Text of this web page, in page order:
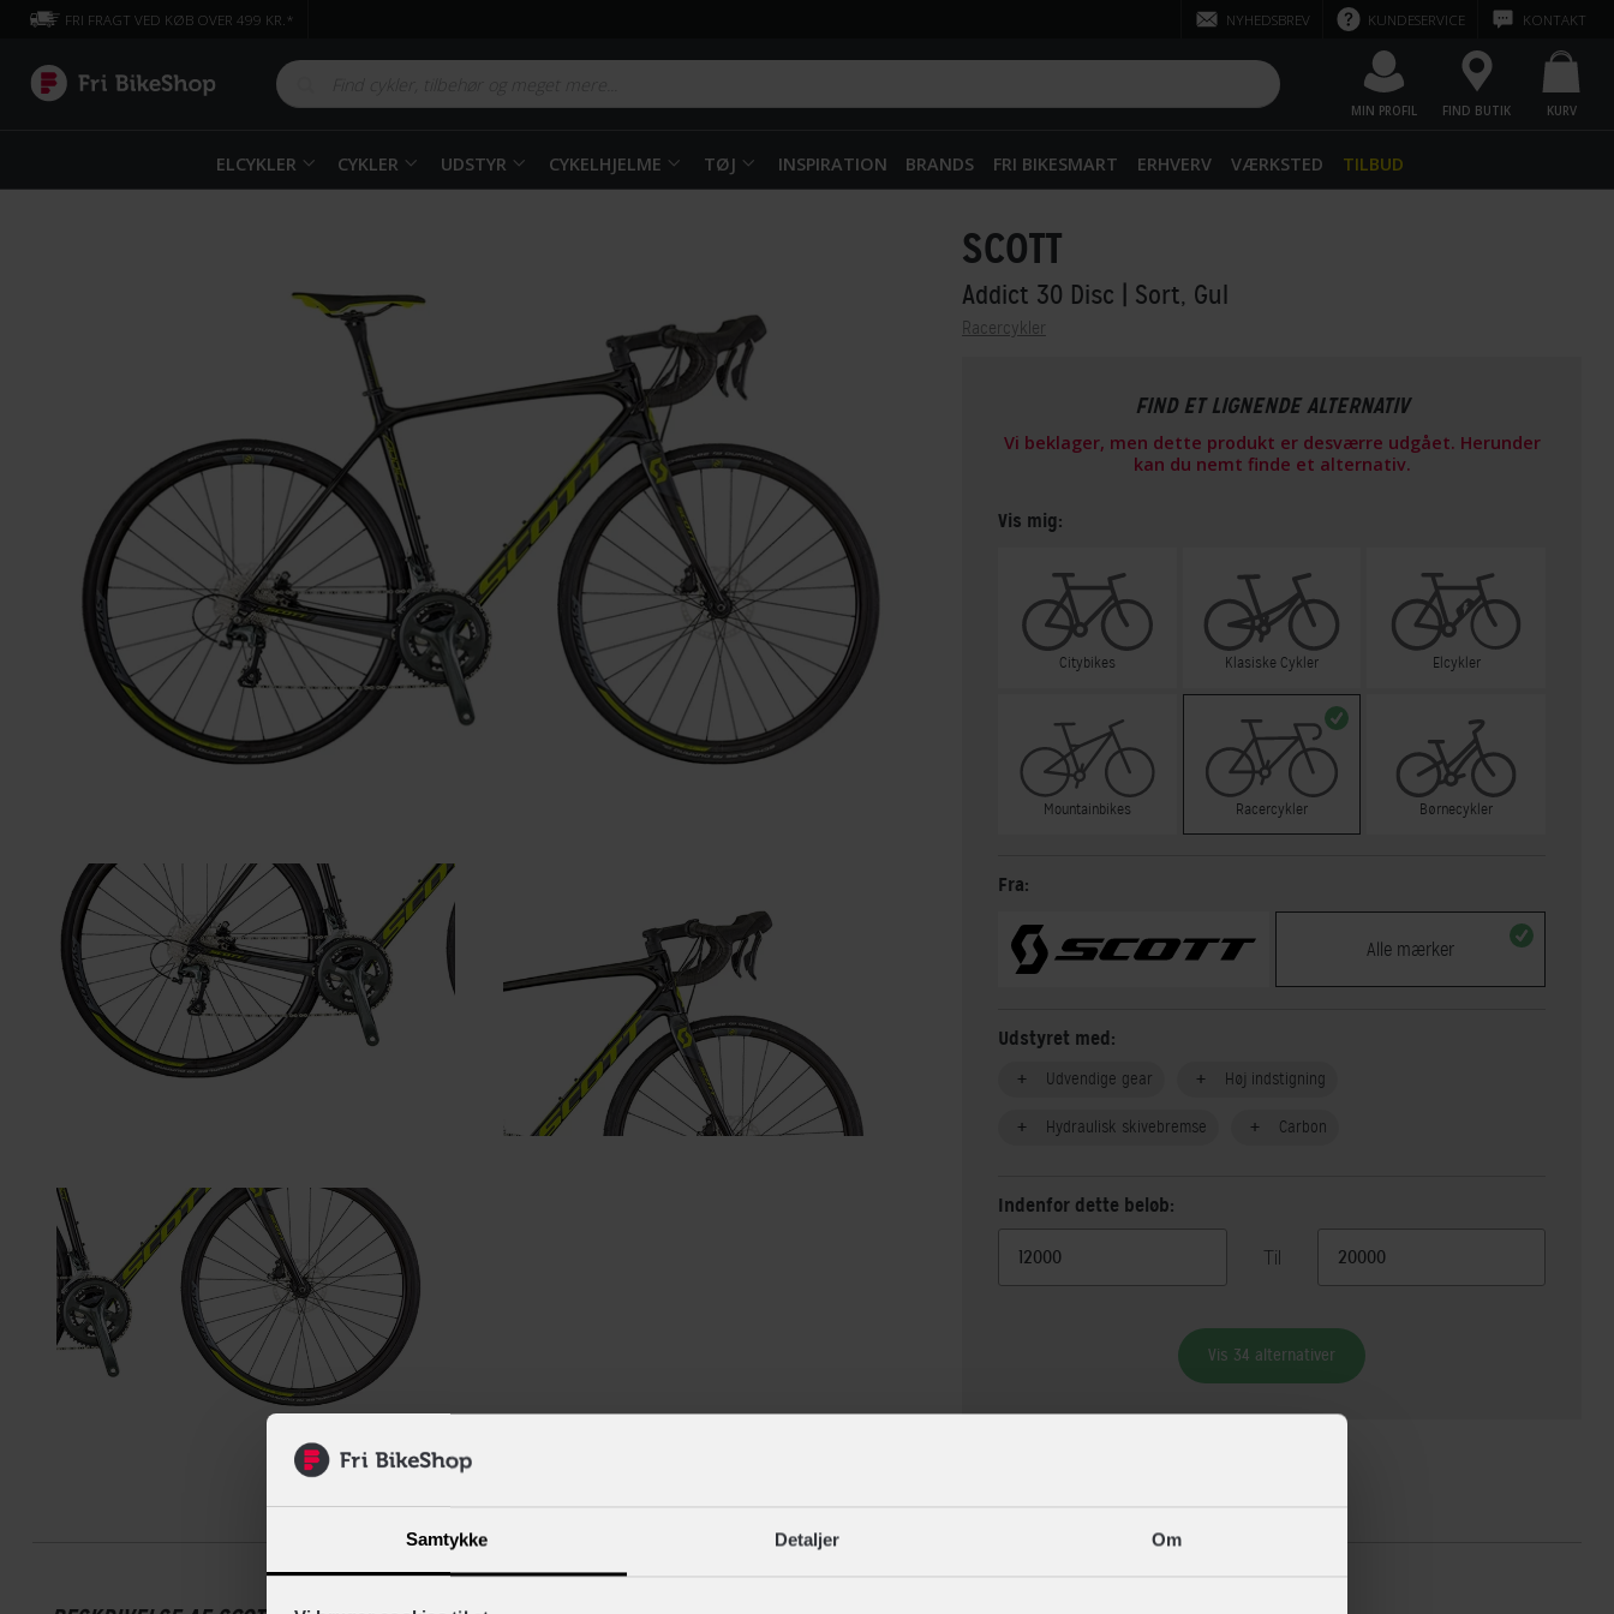
Samtykke Detaljer Om
FRI FRAGT VED KØB OVER 499 KR.* NYHEDSBREV KUNDESERVICE KONTAKT
MIN PROFIL FIND BUTIK KURV
ELCYKLER CYKLER UDSTYR CYKELHJELME TØJ INSPIRATION BRANDS FRI BIKESMART ERHVERV VÆRKSTED TILBUD
SCOTT
Addict 30 Disc | Sort, Gul
Racercykler
FIND ET LIGNENDE ALTERNATIV
Vi beklager, men dette produkt er desværre udgået. Herunder
kan du nemt finde et alternativ.
Vis mig:
Citybikes Klasiske Cykler Elcykler
Mountainbikes Racercykler Børnecykler
Fra:
Alle mærker
Udstyret med:
Udvendige gear Høj indstigning
Hydraulisk skivebremse Carbon
Indenfor dette beløb:
Til
Vis 34 alternativer